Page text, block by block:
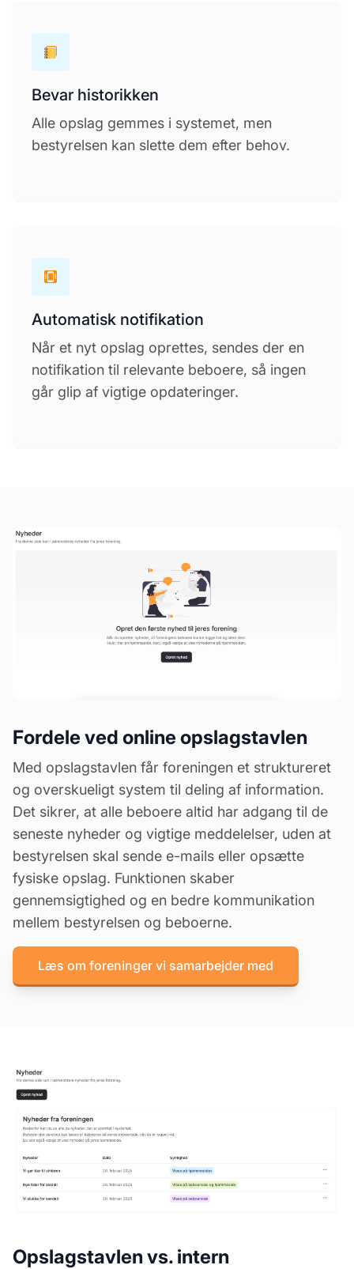
Bevar historikken
Alle opslag gemmes i systemet, men
bestyrelsen kan slette dem efter behov.
Automatisk notifikation
Når et nyt opslag oprettes, sendes der en
notifikation til relevante beboere, så ingen
går glip af vigtige opdateringer.
Fordele ved online opslagstavlen
Med opslagstavlen får foreningen et struktureret
og overskueligt system til deling af information.
Det sikrer, at alle beboere altid har adgang til de
seneste nyheder og vigtige meddelelser, uden at
bestyrelsen skal sende e-mails eller opsætte
fysiske opslag. Funktionen skaber
gennemsigtighed og en bedre kommunikation
mellem bestyrelsen og beboerne.
Læs om foreninger vi samarbejder med
Opslagstavlen vs. intern